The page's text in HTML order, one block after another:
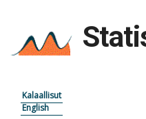
Kalaallisut
English